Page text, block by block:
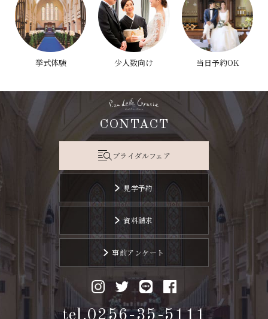
挙式体験 少人数向け 当日予約OK
CONTACT
ブライダルフェア
見学予約
資料請求
事前アンケート
tel.0256-35-5111